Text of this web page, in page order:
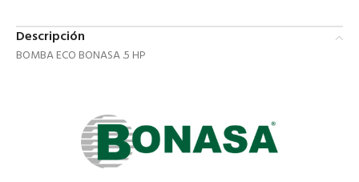
Descripción
BOMBA ECO BONASA .5 HP